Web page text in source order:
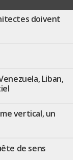
doivent
Liban,
vertical, un
de sens